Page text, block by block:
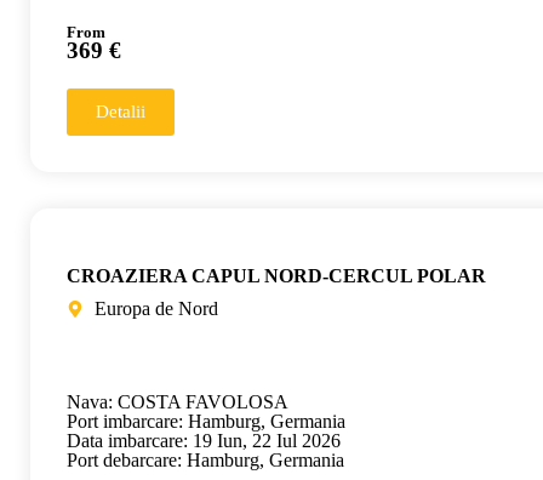
From
369 €
Detalii
CROAZIERA CAPUL NORD-CERCUL POLAR
Europa de Nord
Nava: COSTA FAVOLOSA
Port imbarcare: Hamburg, Germania
Data imbarcare: 19 Iun, 22 Iul 2026
Port debarcare: Hamburg, Germania